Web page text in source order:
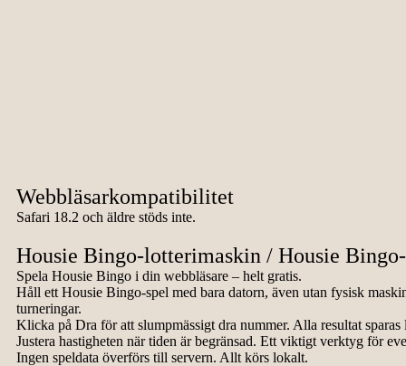
Webbläsarkompatibilitet
Safari 18.2 och äldre stöds inte.
Housie Bingo-lotterimaskin / Housie
Spela Housie Bingo i din webbläsare – helt gratis.
Håll ett Housie Bingo-spel med bara datorn, även utan fysisk
turneringar.
Klicka på Dra för att slumpmässigt dra nummer. Alla resultat
Justera hastigheten när tiden är begränsad. Ett viktigt verktyg för
Ingen speldata överförs till servern. Allt körs lokalt.